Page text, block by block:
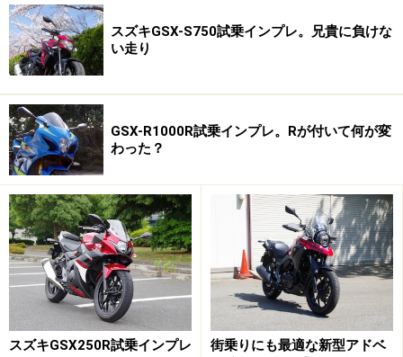
こちらのモデルはFTRやTWに近いトラッカーバイクの気
質が高いモデルと言えますが、今回はグラストラッカー
す。
心臓部のシングルエンジンはスズキ伝統の
249cc空冷単気筒
スズキGSX-S750試乗インプレ。兄貴に負けな
い走り
GSX-R1000R試乗インプレ。Rが付いて何が変
わった？
スズキGSX250R試乗インプレ
街乗りにも最適な新型アドベ